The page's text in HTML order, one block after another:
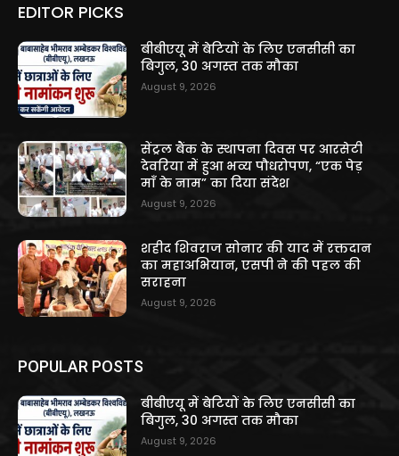
EDITOR PICKS
बीबीएयू में बेटियों के लिए एनसीसी का
बिगुल, 30 अगस्त तक मौका
August 9, 2026
सेंट्रल बैंक के स्थापना दिवस पर आरसेटी
देवरिया में हुआ भव्य पौधरोपण, “एक पेड़
माँ के नाम” का दिया संदेश
August 9, 2026
शहीद शिवराज सोनार की याद में रक्तदान
का महाअभियान, एसपी ने की पहल की
सराहना
August 9, 2026
POPULAR POSTS
बीबीएयू में बेटियों के लिए एनसीसी का
बिगुल, 30 अगस्त तक मौका
August 9, 2026